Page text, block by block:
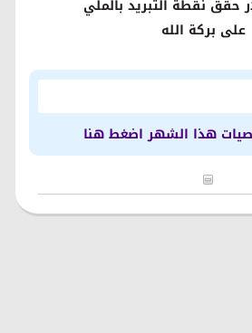
حقق نقطة التبريد بالملي
على بركة الله
هذا الشهر اضغط هنا